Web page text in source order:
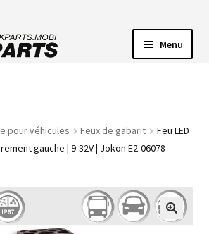
Menu
pour véhicules Feux de gabarit
Feu LED
gauche | 9-32V | Jokon E2-06078